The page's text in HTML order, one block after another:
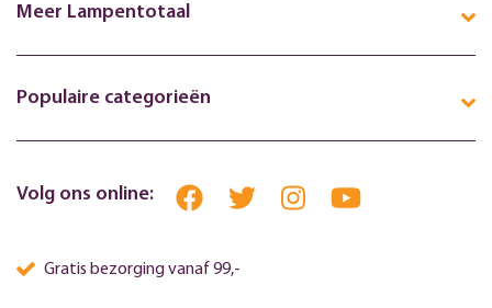
Meer Lampentotaal
Populaire categorieën
Volg ons online:
Gratis bezorging vanaf 99,-